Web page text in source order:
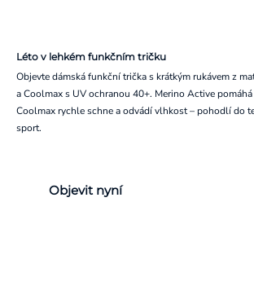
Léto v lehkém funkčním tričku
Objevte dámská funkční trička s krátkým rukávem z
a Coolmax s UV ochranou 40+. Merino Active
Coolmax rychle schne a odvádí vlhkost – pohodlí do
sport.
Objevit nyní